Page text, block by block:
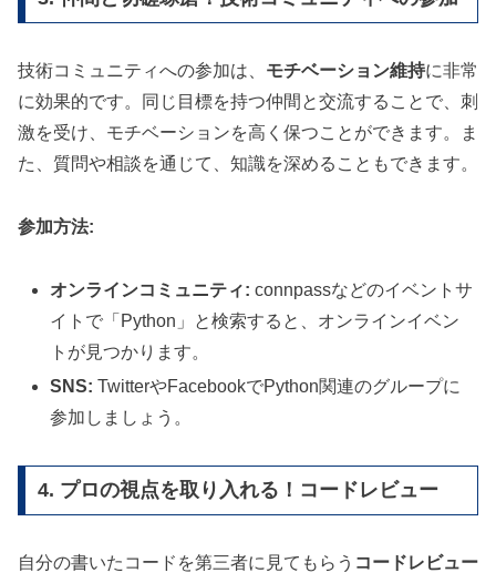
技術コミュニティへの参加は、 モチベーション維持に非常
に効果的です。同じ目標を持つ仲間と交流することで、刺
激を受け、モチベーションを高く保つことができます。ま
た、質問や相談を通じて、知識を深めることもできます。
参加方法:
オンラインコミュニティ: connpassなどのイベントサ
イトで「Python」と検索すると、オンラインイベン
トが見つかります。
SNS: TwitterやFacebookでPython関連のグループに
参加しましょう。
4. プロの視点を取り入れる！コードレビュー
自分の書いたコードを第三者に見てもらう コードレビュー